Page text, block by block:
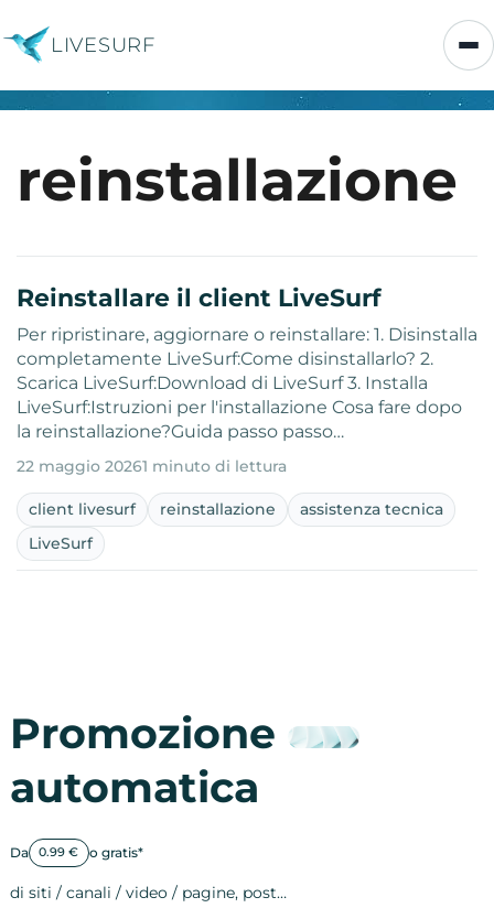
LIVESURF
reinstallazione
Reinstallare il client LiveSurf
Per ripristinare, aggiornare o reinstallare: 1. Disinstalla
completamente LiveSurf:Come disinstallarlo? 2.
Scarica LiveSurf:Download di LiveSurf 3. Installa
LiveSurf:Istruzioni per l'installazione Cosa fare dopo
la reinstallazione?Guida passo passo…
22 maggio 20261 minuto di lettura
client livesurf reinstallazione
assistenza tecnica
LiveSurf
Promozione
automatica
Da 0.99 € o gratis*
di siti / canali / video / pagine, post…